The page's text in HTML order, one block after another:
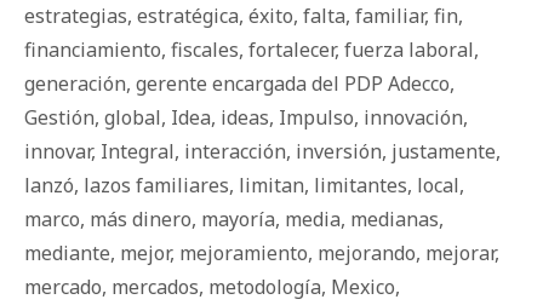
estrategias, estratégica, éxito, falta, familiar, fin,
financiamiento, fiscales, fortalecer, fuerza laboral,
generación, gerente encargada del PDP Adecco,
Gestión, global, Idea, ideas, Impulso, innovación,
innovar, Integral, interacción, inversión, justamente,
lanzó, lazos familiares, limitan, limitantes, local,
marco, más dinero, mayoría, media, medianas,
mediante, mejor, mejoramiento, mejorando, mejorar,
mercado, mercados, metodología, Mexico,